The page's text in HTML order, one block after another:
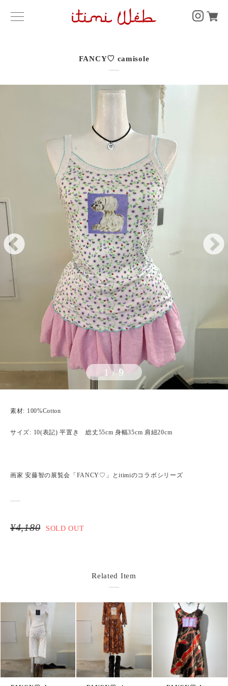
FANCY♡ camisole
1 /9
素材: 100%Cotton
サイズ: 10(表記) 平置き 総丈55cm 身幅35cm 肩紐20cm
画家 安藤智の展覧会「FANCY♡」とitimiのコラボシリーズ
¥4,180 SOLD OUT
Related Item